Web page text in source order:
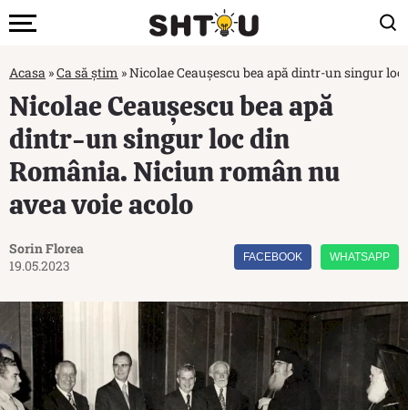
Acasa »Ca să știm »Nicolae Ceaușescu bea apă dintr-un singur
Nicolae Ceaușescu bea apă
dintr-un singur loc din
România. Niciun român nu
avea voie acolo
Sorin Florea
19.05.2023
FACEBOOK WHATSAPP